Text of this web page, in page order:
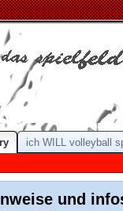
ich WILL volleyball
und